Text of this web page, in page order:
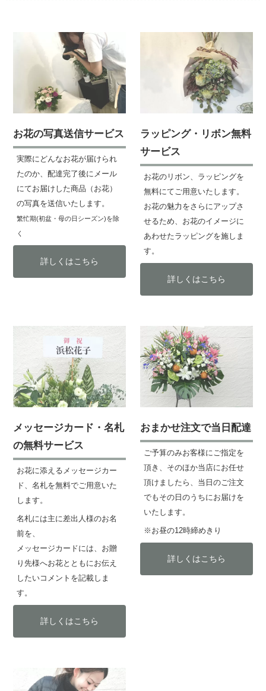
お花の写真送信サービス
実際にどんなお花が届けられ
たのか、配達完了後にメール
にてお届けした商品（お花）
の写真を送信いたします。
繁忙期(初盆・母の日シーズン)を除
く
詳しくはこちら
ラッピング・リボン無料
サービス
お花のリボン、ラッピングを
無料にてご用意いたします。
お花の魅力をさらにアップさ
せるため、お花のイメージに
あわせたラッピングを施しま
す。
詳しくはこちら
メッセージカード・名札
の無料サービス
お花に添えるメッセージカー
ド、名札を無料でご用意いた
します。
名札には主に差出人様のお名
前を、
メッセージカードには、お贈
り先様へお花とともにお伝え
したいコメントを記載しま
す。
詳しくはこちら
おまかせ注文で当日配達
ご予算のみお客様にご指定を
頂き、そのほか当店にお任せ
頂けましたら、当日のご注文
でもその日のうちにお届けを
いたします。
※お昼の12時締めきり
詳しくはこちら